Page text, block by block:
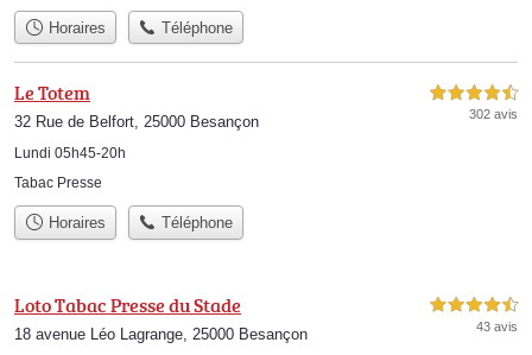
Horaires Téléphone
Le Totem
32 Rue de Belfort, 25000 Besançon
Lundi 05h45-20h
4,5 étoiles sur 5
302 avis
Tabac Presse
Horaires Téléphone
Loto Tabac Presse du Stade
18 avenue Léo Lagrange, 25000 Besançon
4,5 étoiles sur 5
43 avis